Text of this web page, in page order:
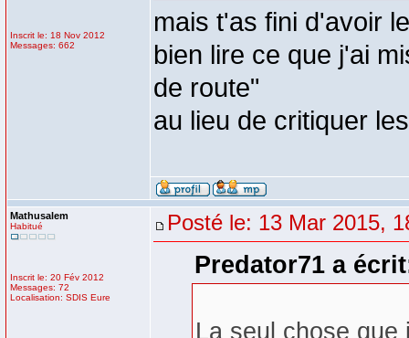
Inscrit le: 18 Nov 2012
Messages: 662
mais t'as fini d'avoir
bien lire ce que j'ai
de route"
au lieu de critiquer
Mathusalem
Habitué
Inscrit le: 20 Fév 2012
Messages: 72
Localisation: SDIS Eure
Posté le: 13 Mar 2015,
Predator71 a
La seul chose